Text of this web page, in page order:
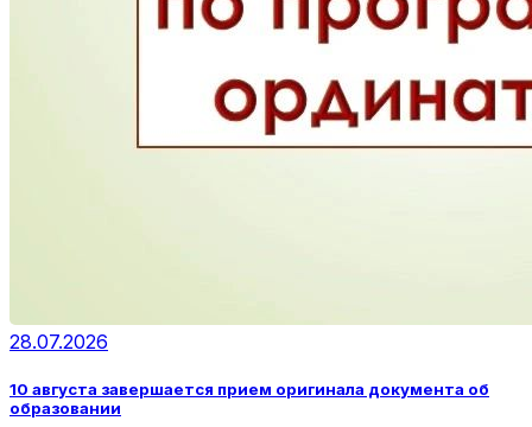
28.07.2026
10 августа завершается прием оригинала документа об
образовании